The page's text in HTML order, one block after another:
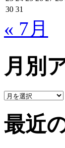
30 31
« 7月
月別
最近